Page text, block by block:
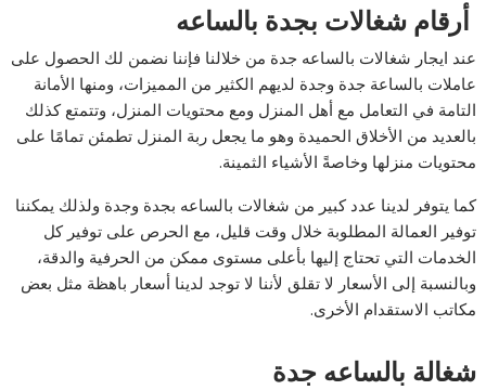
أرقام شغالات بجدة بالساعه
عند ايجار شغالات بالساعه جدة من خلالنا فإننا نضمن لك الحصول على
عاملات بالساعة جدة وجدة لديهم الكثير من المميزات، ومنها الأمانة
التامة في التعامل مع أهل المنزل ومع محتويات المنزل، وتتمتع كذلك
بالعديد من الأخلاق الحميدة وهو ما يجعل ربة المنزل تطمئن تمامًا على
محتويات منزلها وخاصةً الأشياء الثمينة.
كما يتوفر لدينا عدد كبير من شغالات بالساعه بجدة وجدة ولذلك يمكننا
توفير العمالة المطلوبة خلال وقت قليل، مع الحرص على توفير كل
الخدمات التي تحتاج إليها بأعلى مستوى ممكن من الحرفية والدقة،
وبالنسبة إلى الأسعار لا تقلق لأننا لا توجد لدينا أسعار باهظة مثل بعض
مكاتب الاستقدام الأخرى.
شغالة بالساعه جدة